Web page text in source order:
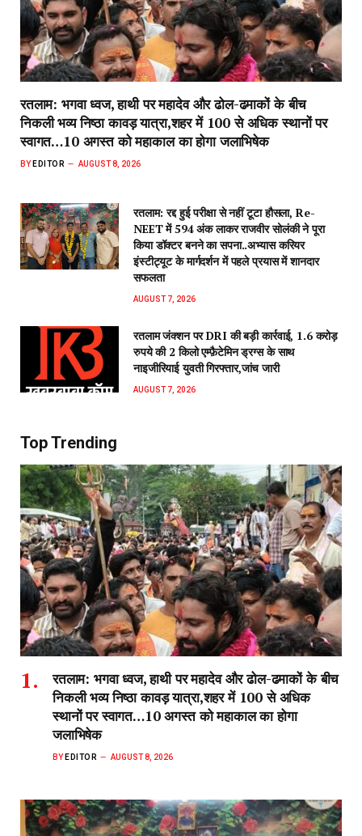
रतलाम: भगवा ध्वज, हाथी पर महादेव और ढोल-ढमाकों के बीच
निकली भव्य निष्ठा कावड़ यात्रा,शहर में 100 से अधिक स्थानों पर
स्वागत…10 अगस्त को महाकाल का होगा जलाभिषेक
BY EDITOR AUGUST 8, 2026
रतलाम: रद्द हुई परीक्षा से नहीं टूटा हौसला, Re-
NEET में 594 अंक लाकर राजवीर सोलंकी ने पूरा
किया डॉक्टर बनने का सपना..अभ्यास करियर
इंस्टीट्यूट के मार्गदर्शन में पहले प्रयास में शानदार
सफलता
AUGUST 7, 2026
रतलाम जंक्शन पर DRI की बड़ी कार्रवाई, 1.6 करोड़
रुपये की 2 किलो एम्फ़ैटेमिन ड्रग्स के साथ
नाइजीरियाई युवती गिरफ्तार,जांच जारी
AUGUST 7, 2026
Top Trending
रतलाम: भगवा ध्वज, हाथी पर महादेव और ढोल-ढमाकों के बीच
निकली भव्य निष्ठा कावड़ यात्रा,शहर में 100 से अधिक
स्थानों पर स्वागत…10 अगस्त को महाकाल का होगा
जलाभिषेक
BY EDITOR AUGUST 8, 2026